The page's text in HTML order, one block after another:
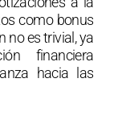
como bonus
no es trivial, ya
financiera
hacia las